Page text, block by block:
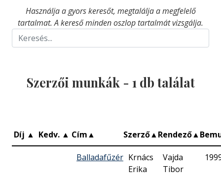
Használja a gyors keresőt, megtalálja a megfelelő
tartalmat. A kereső minden oszlop tartalmát vizsgálja.
Szerzői munkák - 1 db találat
Díj ▲ Kedv. ▲ Cím▲ Szerző▲Rendező▲
Balladafűzér Krnács
Erika
Vajda
Tibor